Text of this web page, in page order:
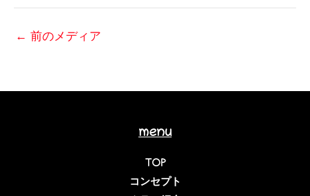
← 前のメディア
menu
TOP
コンセプト